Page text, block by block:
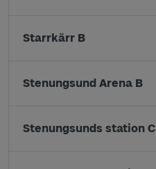
Starrkärr B
Stenungsund Arena B
Stenungsunds station C